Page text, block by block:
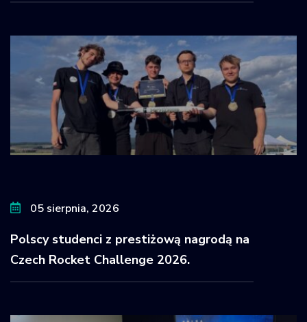
05 sierpnia, 2026
Polscy studenci z prestiżową nagrodą na
Czech Rocket Challenge 2026.